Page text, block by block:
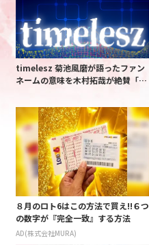
timelesz 菊池風磨が語ったファン
ネームの意味を木村拓哉が絶賛「考
８月のロト6はこの方法で買え!!６つ
の数字が『完全一致』する方法
AD(株式会社MURA)